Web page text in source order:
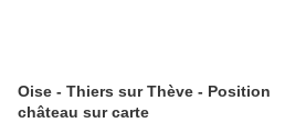
Oise - Thiers sur Thève - Position
château sur carte